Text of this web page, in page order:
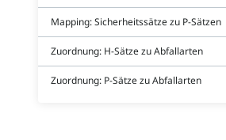
Mapping: Sicherheitssätze zu P-Sätzen
Zuordnung: H-Sätze zu Abfallarten
Zuordnung: P-Sätze zu Abfallarten